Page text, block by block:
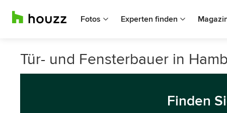
Fotos Experten finden
Tür- und Fensterbauer in
Finden